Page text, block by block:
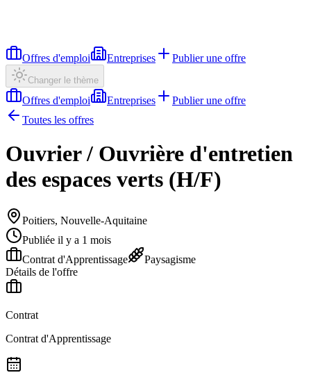
Offres d'emploi Entreprises Publier une offre
Changer le thème
Offres d'emploi Entreprises
Publier une offre
Toutes les offres
Ouvrier / Ouvrière d'entretien
des espaces verts (H/F)
Poitiers, Nouvelle-Aquitaine
Publiée il y a 1 mois
Contrat d'Apprentissage
Paysagisme
Détails de l'offre
Contrat
Contrat d'Apprentissage